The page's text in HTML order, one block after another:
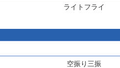
ライトフライ
空振り三振